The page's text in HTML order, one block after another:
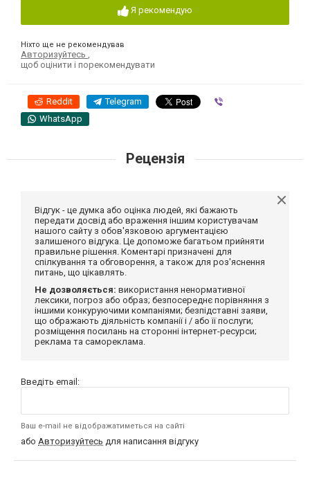
Я рекомендую
Ніхто ще не рекомендував
Авторизуйтесь
щоб оцінити і порекомендувати
Reddit Telegram
WhatsApp
Рецензія
Відгук - це думка або оцінка людей, які бажають
передати досвід або враження іншим користувачам
нашого сайту з обов'язковою аргументацією
залишеного відгука. Це допоможе багатьом прийняти
правильне рішення. Коментарі призначені для
спілкування та обговорення, а також для роз'яснення
питань, що цікавлять.
Не дозволяється: використання ненормативної
лексики, погроз або образ; безпосереднє порівняння з
іншими конкуруючими компаніями; безпідставні заяви,
що ображають діяльність компанії і / або її послуги;
розміщення посилань на сторонні інтернет-ресурси;
реклама та самореклама.
Введіть email:
Ваш e-mail не відображатиметься на сайті
або Авторизуйтесь для написання відгуку